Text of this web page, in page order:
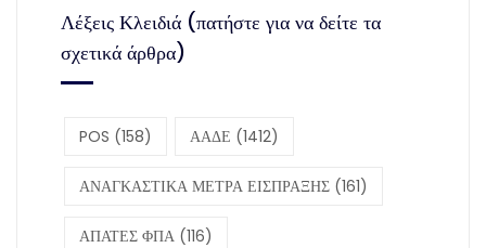
Λέξεις Κλειδιά (πατήστε για να δείτε τα
σχετικά άρθρα)
POS (158) ΑΑΔΕ (1412)
ΑΝΑΓΚΑΣΤΙΚΑ ΜΕΤΡΑ ΕΙΣΠΡΑΞΗΣ (161)
ΑΠΑΤΕΣ ΦΠΑ (116)